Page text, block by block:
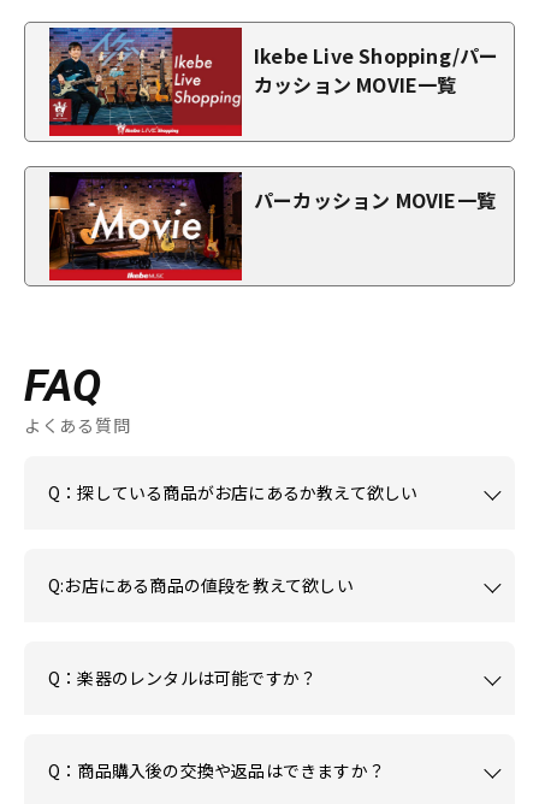
Ikebe Live Shopping/パー
カッション MOVIE一覧
パーカッション MOVIE一覧
FAQ
よくある質問
Q：探している商品がお店にあるか教えて欲しい
Q:お店にある商品の値段を教えて欲しい
Q：楽器のレンタルは可能ですか？
Q：商品購入後の交換や返品はできますか？